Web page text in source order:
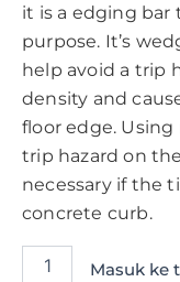
it is a edging bar
purpose. It’s
help avoid a trip
density and
floor edge.
trip hazard on
necessary if the
concrete curb.
Masuk ke